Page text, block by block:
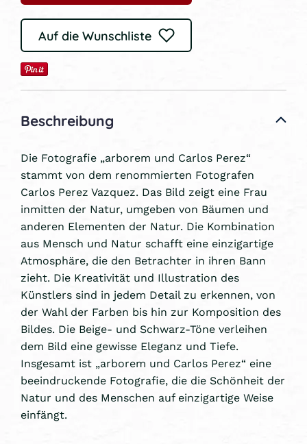
Auf die Wunschliste
Beschreibung
Die Fotografie „arborem und Carlos Perez“
stammt von dem renommierten Fotografen
Carlos Perez Vazquez. Das Bild zeigt eine Frau
inmitten der Natur, umgeben von Bäumen und
anderen Elementen der Natur. Die Kombination
aus Mensch und Natur schafft eine einzigartige
Atmosphäre, die den Betrachter in ihren Bann
zieht. Die Kreativität und Illustration des
Künstlers sind in jedem Detail zu erkennen, von
der Wahl der Farben bis hin zur Komposition des
Bildes. Die Beige- und Schwarz-Töne verleihen
dem Bild eine gewisse Eleganz und Tiefe.
Insgesamt ist „arborem und Carlos Perez“ eine
beeindruckende Fotografie, die die Schönheit der
Natur und des Menschen auf einzigartige Weise
einfängt.